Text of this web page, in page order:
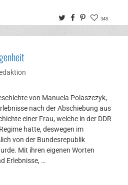
TwitterFacebook
Pinterest
348
von Manuela Polaszczyk,
nach der Abschiebung aus
einer Frau, welche in der DDR
hatte, deswegen im
von der Bundesrepublik
Mit ihren eigenen Worten
Erlebnisse, …